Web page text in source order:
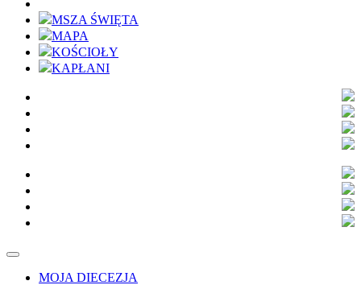
MSZA ŚWIĘTA
MAPA
KOŚCIOŁY
KAPŁANI
MOJA DIECEZJA